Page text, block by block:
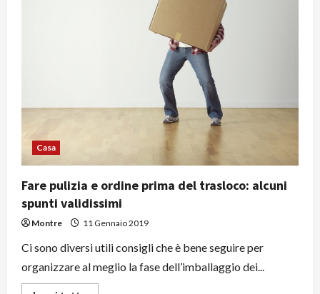
Casa
Fare pulizia e ordine prima del trasloco: alcuni
spunti validissimi
Montre 11 Gennaio 2019
Ci sono diversi utili consigli che è bene seguire per
organizzare al meglio la fase dell’imballaggio dei...